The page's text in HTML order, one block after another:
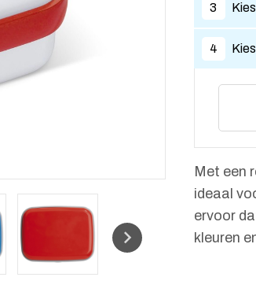
3
4
Met een
ideaal
ervoor
kleuren